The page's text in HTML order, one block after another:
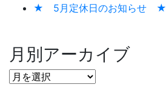
★ 5月定休日のお知らせ ★
月別アーカイブ